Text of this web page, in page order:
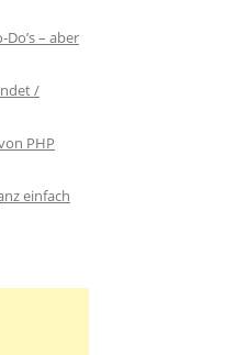
– aber
/
PHP
einfach